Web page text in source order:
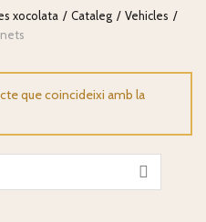
xocolata Cataleg
Vehicles
que coincideixi amb la